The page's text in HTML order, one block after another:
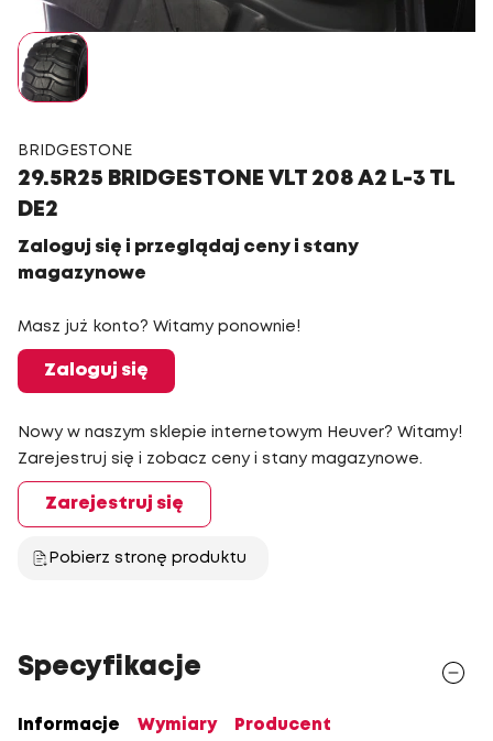
BRIDGESTONE
29.5R25 BRIDGESTONE VLT 208 A2 L-3 TL
DE2
Zaloguj się i przeglądaj ceny i stany
magazynowe
Masz już konto? Witamy ponownie!
Zaloguj się
Nowy w naszym sklepie internetowym Heuver? Witamy!
Zarejestruj się i zobacz ceny i stany magazynowe.
Zarejestruj się
Pobierz stronę produktu
Specyfikacje
Informacje Wymiary Producent